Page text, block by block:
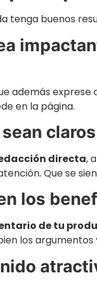
tenga buenos
además exprese
en la página.
directa,
Que se
los
de tu
los